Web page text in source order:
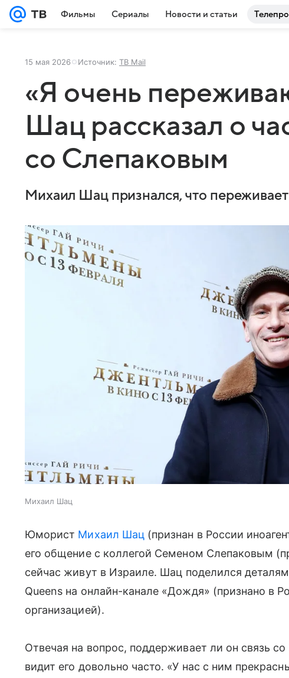
Фильмы Сериалы Новости и статьи
15 мая 2026 Источник: ТВ Mail
«Я очень
Шац рассказал о
со Слепаковым
Михаил Шац признался, что
Михаил Шац
Юморист Михаил Шац(признан в России
его общение с коллегой Семеном Слепаковым
сейчас живут в Израиле. Шац поделился
Queens на онлайн-канале «Дождя» (признано в
организацией).
Отвечая на вопрос, поддерживает ли он связь
видит его довольно часто. «У нас с ним